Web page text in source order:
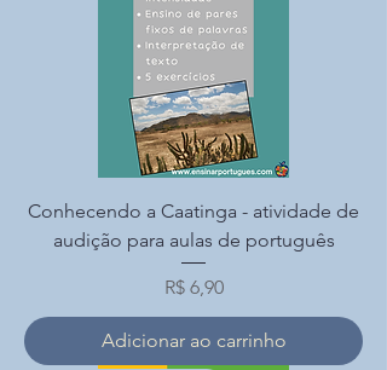
Conhecendo a Caatinga - atividade de
audição para aulas de português
Preço
R$ 6,90
Adicionar ao carrinho